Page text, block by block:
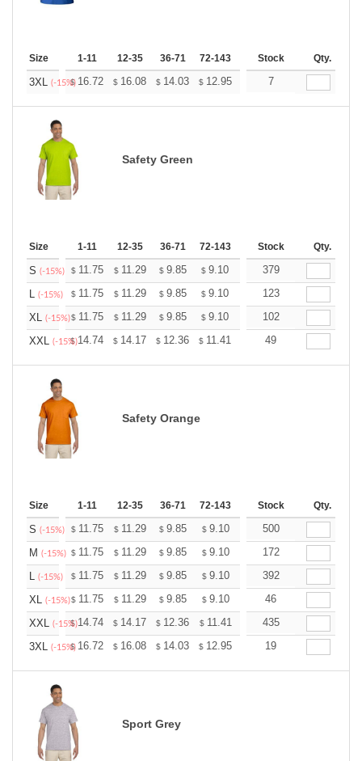
Size 1-11 12-35 36-71 72-143 144-287 288 + More
Stock Qty.
3XL (-15%)
$ 16.72 $ 16.08 $ 14.03 $ 12.95 12.30
7
Safety Green
Size 1-11 12-35 36-71 72-143 144-287 288 + More
Stock Qty.
S (-15%) $ 11.75 $ 11.29 $ 9.85 $ 9.10 8.64
379
L (-15%) $ 11.75 $ 11.29 $ 9.85 $ 9.10 8.64
123
XL (-15%)$ 11.75 $ 11.29 $ 9.85 $ 9.10 8.64
102
XXL (-15%)
$14.74 $ 14.17 $ 12.36 $ 11.41 10.84
49
Safety Orange
Size 1-11 12-35 36-71 72-143 144-287 288 + More
Stock Qty.
S (-15%) $ 11.75 $ 11.29 $ 9.85 $ 9.10 8.64
500
M (-15%) $ 11.75 $ 11.29 $ 9.85 $ 9.10 8.64
172
L (-15%) $ 11.75 $ 11.29 $ 9.85 $ 9.10 8.64
392
XL (-15%)$ 11.75 $ 11.29 $ 9.85 $ 9.10 8.64
46
XXL (-15%)
$14.74 $ 14.17 $ 12.36 $ 11.41 10.84
435
3XL (-15%)
$ 16.72 $ 16.08 $ 14.03 $ 12.95 12.30
19
Sport Grey